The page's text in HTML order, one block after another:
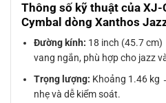
Thông số kỹ thuật của XJ-
Cymbal dòng Xanthos
Đường kính: 18 inch (45.7
vang ngắn, phù hợp cho jazz
Trọng lượng: Khoảng 1.46 kg
nhẹ và dễ kiểm soát.